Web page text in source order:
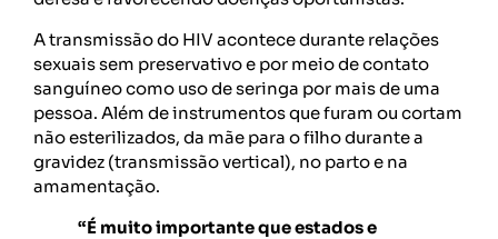
A transmissão do HIV acontece durante relações
sexuais sem preservativo e por meio de contato
sanguíneo como uso de seringa por mais de uma
pessoa. Além de instrumentos que furam ou cortam
não esterilizados, da mãe para o filho durante a
gravidez (transmissão vertical), no parto e na
amamentação.
“É muito importante que estados e